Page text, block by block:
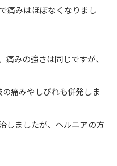
痛みはほぼなくなりまし
痛みの強さは同じですが、
痛みやしびれも併発しま
しましたが、ヘルニアの方